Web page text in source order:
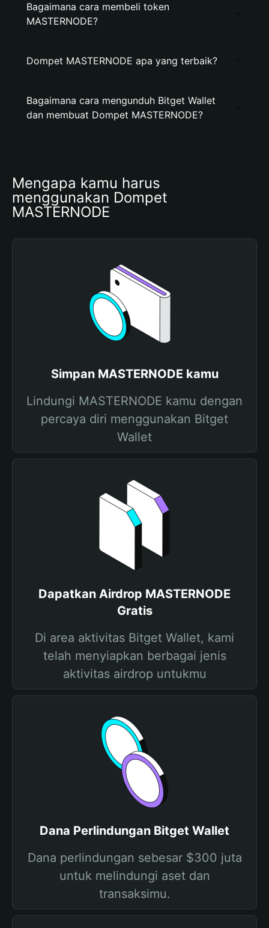
Bagaimana cara membeli token
MASTERNODE?
Dompet MASTERNODE apa yang terbaik?
Bagaimana cara mengunduh Bitget Wallet
dan membuat Dompet MASTERNODE?
Mengapa kamu harus
menggunakan Dompet
MASTERNODE
Simpan MASTERNODE kamu
Lindungi MASTERNODE kamu dengan
percaya diri menggunakan Bitget
Wallet
Dapatkan Airdrop MASTERNODE
Gratis
Di area aktivitas Bitget Wallet, kami
telah menyiapkan berbagai jenis
aktivitas airdrop untukmu
Dana Perlindungan Bitget Wallet
Dana perlindungan sebesar $300 juta
untuk melindungi aset dan
transaksimu.